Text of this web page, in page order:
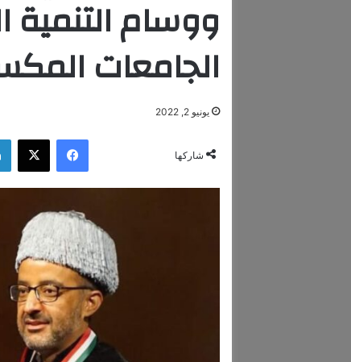
ووسام التنمية
الجامعات
يونيو 2, 2022
شاركها
فيسبوك ‫X